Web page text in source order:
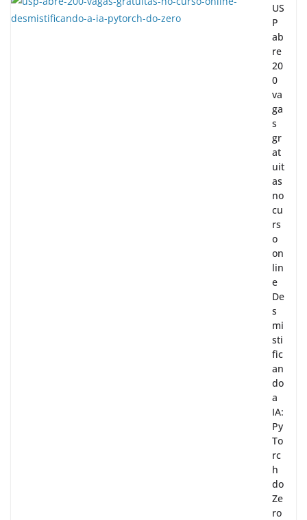
US
P
ab
re
20
0
va
ga
s
gr
at
uit
as
no
cu
rs
o
on
lin
e
De
s
mi
sti
fic
an
do
a
IA:
Py
To
rc
h
do
Ze
ro